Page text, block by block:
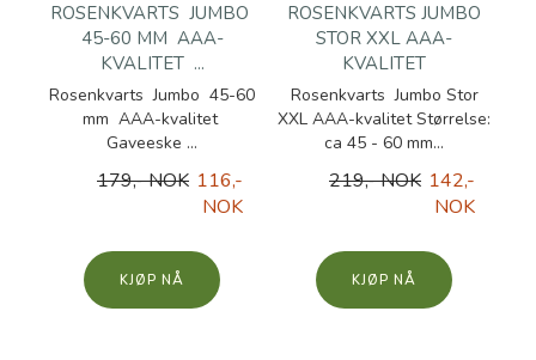
ROSENKVARTS JUMBO
45-60 MM AAA-
KVALITET ...
Rosenkvarts Jumbo 45-60
mm AAA-kvalitet
Gaveeske ...
179,- NOK 116,-
NOK
KJØP
ROSENKVARTS JUMBO
STOR XXL AAA-
KVALITET
Rosenkvarts Jumbo Stor
XXL AAA-kvalitet Størrelse:
ca 45 - 60 mm...
219,- NOK 142,-
NOK
KJØP